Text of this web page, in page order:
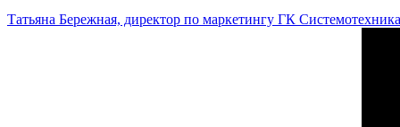
Татьяна Бережная, директор по маркетингу ГК Системотехника